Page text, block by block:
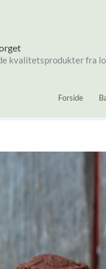
kvalitetsprodukter fra
Forside